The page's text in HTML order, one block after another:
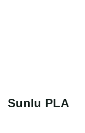
Sunlu PLA